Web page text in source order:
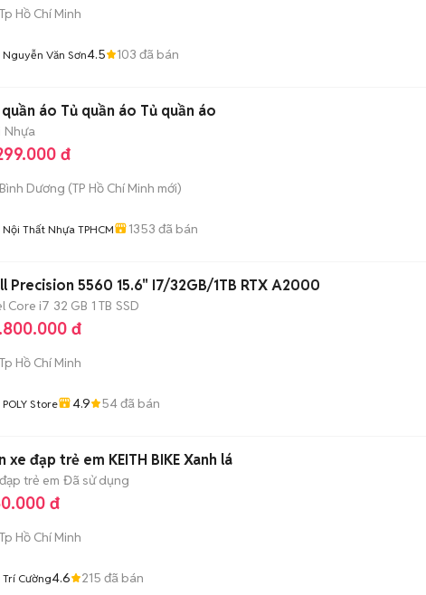
Tp Hồ Chí Minh
Nguyễn Văn Sơn4.5 103 đã bán
áo Tủ quần áo Tủ quần áo
Nhựa
đ
Bình Dương (TP Hồ Chí Minh mới)
Nội Thất Nhựa TPHCM 1353 đã bán
Precision 5560 15.6" I7/32GB/1TB RTX A2000
Core i7 32 GB 1 TB SSD
đ
Tp Hồ Chí Minh
POLY Store 4.9 54đã bán
xe đạp trẻ em KEITH BIKE Xanh lá
trẻ em Đã sử dụng
đ
Tp Hồ Chí Minh
Trí Cường4.6 215 đã bán